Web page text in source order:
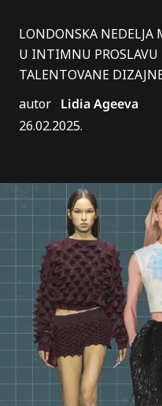
LONDONSKA NEDELJA
U INTIMNU PROSLAVU
TALENTOVANE
autor Lidia Ageeva
26.02.2025.